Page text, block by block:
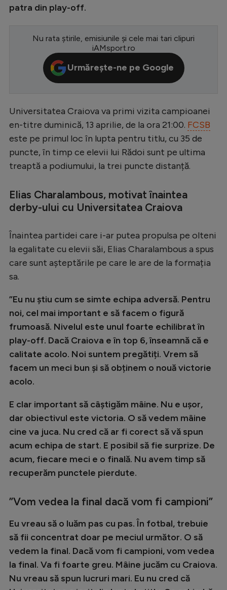
Europa League
CM 2026
Premier League
Serie A
Bundesliga
Ligue 1
Campionate
EURO 2024
Clasamente
Handbal
Natație
Formula 1
Gimnastică
Rugby
Ciclism
Alte sporturi
JO 2024
Intră în cont
Creează cont
patra din play-off.
Nu rata știrile, emisiunile și cele mai tari clipuri
iAMsport.ro
Urmărește-ne pe Google
Universitatea Craiova va primi vizita campioanei
en-titre duminică, 13 aprilie, de la ora 21:00. FCSB
este pe primul loc în lupta pentru titlu, cu 35 de
puncte, în timp ce elevii lui Rădoi sunt pe ultima
treaptă a podiumului, la trei puncte distanță.
Elias Charalambous, motivat înaintea
derby-ului cu Universitatea Craiova
Înaintea partidei care i-ar putea propulsa pe olteni
la egalitate cu elevii săi, Elias Charalambous a spus
care sunt așteptările pe care le are de la formația
sa.
”Eu nu știu cum se simte echipa adversă. Pentru
noi, cel mai important e să facem o figură
frumoasă. Nivelul este unul foarte echilibrat în
play-off. Dacă Craiova e în top 6, înseamnă că e
calitate acolo. Noi suntem pregătiți. Vrem să
facem un meci bun și să obținem o nouă victorie
acolo.
E clar important să câștigăm mâine. Nu e ușor,
dar obiectivul este victoria. O să vedem mâine
cine va juca. Nu cred că ar fi corect să vă spun
acum echipa de start. E posibil să fie surprize. De
acum, fiecare meci e o finală. Nu avem timp să
recuperăm punctele pierdute.
”Vom vedea la final dacă vom fi campioni”
Eu vreau să o luăm pas cu pas. În fotbal, trebuie
să fii concentrat doar pe meciul următor. O să
vedem la final. Dacă vom fi campioni, vom vedea
la final. Va fi foarte greu. Mâine jucăm cu Craiova.
Nu vreau să spun lucruri mari. Eu nu cred că